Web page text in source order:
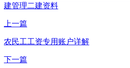
建管理二建资料
上一篇
农民工工资专用账户详解
下一篇